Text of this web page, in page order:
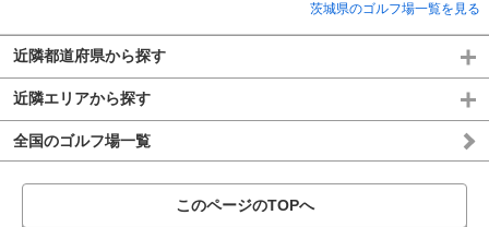
茨城県のゴルフ場一覧を見る
近隣都道府県から探す
近隣エリアから探す
全国のゴルフ場一覧
このページのTOPへ